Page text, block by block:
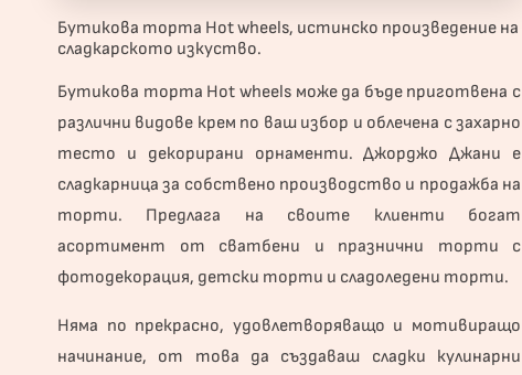
Бутикова торта Hot wheels, истинско произведение на
сладкарското изкуство.
Бутикова торта Hot wheels може да бъде приготвена с
различни видове крем по ваш избор и облечена с захарно
тесто и декорирани орнаменти. Джорджо Джани е
сладкарница за собствено производство и продажба на
торти. Предлага на своите клиенти богат
асортимент от сватбени и празнични торти с
фотодекорация, детски торти и сладоледени торти.
Няма по прекрасно, удовлетворяващо и мотивиращо
начинание, от това да създаваш сладки кулинарни